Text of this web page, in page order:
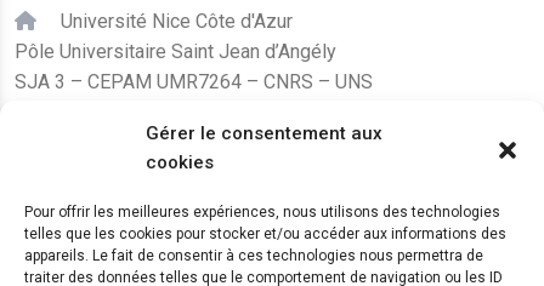
Gérer le consentement aux
cookies
Pour offrir les meilleures expériences, nous utilisons des technologies
telles que les cookies pour stocker et/ou accéder aux informations des
appareils. Le fait de consentir à ces technologies nous permettra de
traiter des données telles que le comportement de navigation ou les ID
Université Nice Côte d'Azur
Pôle Universitaire Saint Jean d’Angély
SJA 3 – CEPAM UMR7264 – CNRS – UNS
+33 (0)4 89 15 24 08